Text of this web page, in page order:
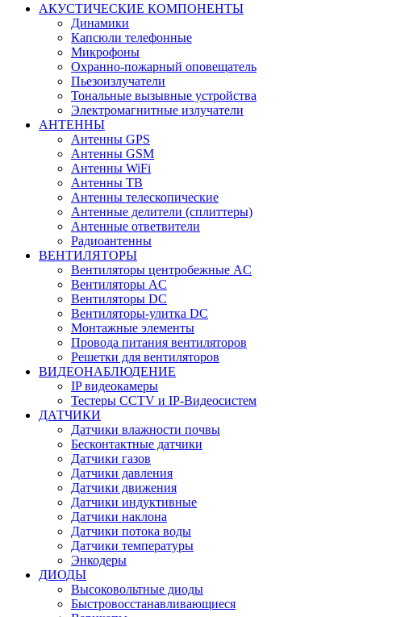
АКУСТИЧЕСКИЕ КОМПОНЕНТЫ
Динамики
Капсюли телефонные
Микрофоны
Охранно-пожарный оповещатель
Пьезоизлучатели
Тональные вызывные устройства
Электромагнитные излучатели
АНТЕННЫ
Антенны GPS
Антенны GSM
Антенны WiFi
Антенны ТВ
Антенны телескопические
Антенные делители (сплиттеры)
Антенные ответвители
Радиоантенны
ВЕНТИЛЯТОРЫ
Вентиляторы центробежные AC
Вентиляторы AC
Вентиляторы DC
Вентиляторы-улитка DC
Монтажные элементы
Провода питания вентиляторов
Решетки для вентиляторов
ВИДЕОНАБЛЮДЕНИЕ
IP видеокамеры
Тестеры CCTV и IP-Видеосистем
ДАТЧИКИ
Датчики влажности почвы
Бесконтактные датчики
Датчики газов
Датчики давления
Датчики движения
Датчики индуктивные
Датчики наклона
Датчики потока воды
Датчики температуры
Энкодеры
ДИОДЫ
Высоковольтные диоды
Быстровосстанавливающиеся